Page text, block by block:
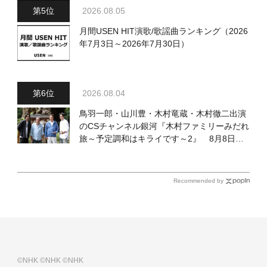
2026.08.05
月間USEN HIT演歌/歌謡曲ランキング（2026
年7月3日～2026年7月30日）
2026.08.04
鳥羽一郎・山川豊・木村竜蔵・木村徹二出演
のCSチャンネル銀河『木村ファミリーみだれ
旅～予定調和はキライです～2』 8月8日
Recommended by
©NHK©NHK©NHK